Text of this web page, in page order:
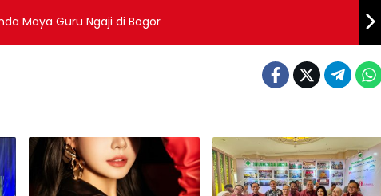
Maya Guru Ngaji di Bogor